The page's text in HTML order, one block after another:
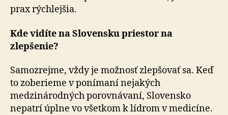
prax rýchlejšia.
Kde vidíte na Slovensku priestor na
zlepšenie?
Samozrejme, vždy je možnosť zlepšovať sa. Keď
to zoberieme v ponímaní nejakých
medzinárodných porovnávaní, Slovensko
nepatrí úplne vo všetkom k lídrom v medicíne.